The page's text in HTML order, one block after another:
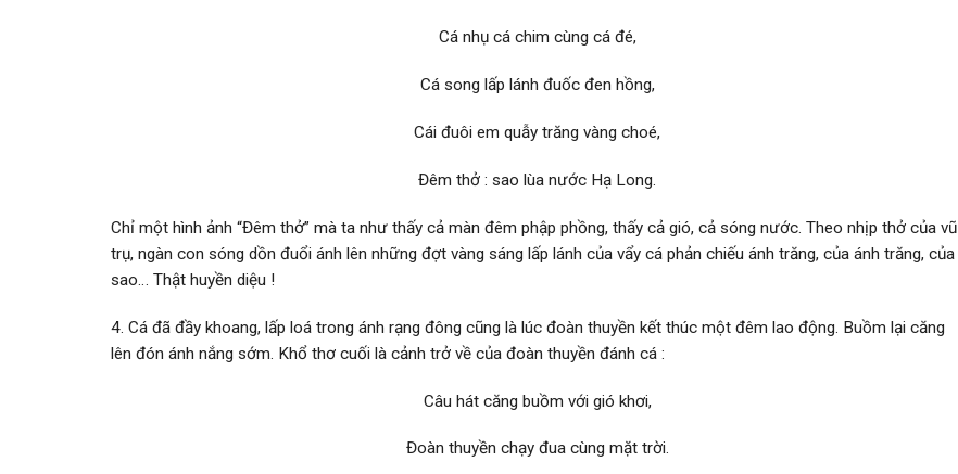
Cá nhụ cá chim cùng cá đé,
Cá song lấp lánh đuốc đen hồng,
Cái đuôi em quẫy trăng vàng choé,
Đêm thở : sao lùa n­ước Hạ Long.
Chỉ một hình ảnh “Đêm thở” mà ta như­ thấy cả màn đêm phập phồng, thấy cả gió, cả sóng nước. Theo nhịp thở của vũ
trụ, ngàn con sóng dồn đuổi ánh lên những đợt vàng sáng lấp lánh của vẩy cá phản chiếu ánh trăng, của ánh trăng, của
sao… Thật huyền diệu !
4. Cá đã đầy khoang, lấp loá trong ánh rạng đông cũng là lúc đoàn thuyền kết thúc một đêm lao động. Buồm lại căng
lên đón ánh nắng sớm. Khổ thơ cuối là cảnh trở về của đoàn thuyền đánh cá :
Câu hát căng buồm với gió khơi,
Đoàn thuyền chạy đua cùng mặt trời.